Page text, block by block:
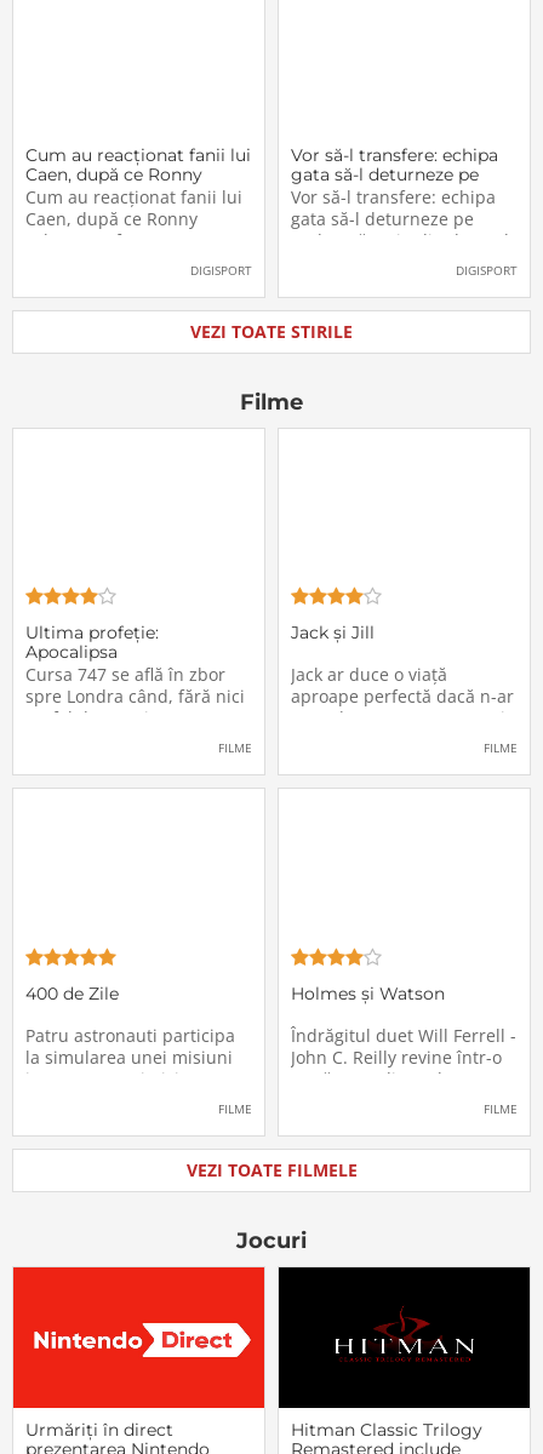
Cum au reacționat fanii lui
Caen, după ce Ronny
Labonne a fost prezentat
oficial la FCSB
Cum au reacționat fanii lui
Caen, după ce Ronny
Labonne a fost prezentat
DIGISPORT
Vor să-l transfere: echipa
gata să-l deturneze pe
Radu Drăgușin din drumul
către Juventus!
Vor să-l transfere: echipa
gata să-l deturneze pe
Radu Drăgușin din drumul
DIGISPORT
VEZI TOATE STIRILE
Filme
Ultima profeţie:
Apocalipsa
Cursa 747 se află în zbor
spre Londra când, fără nici
un fel de avertisment,
pasagerii încep să dispară
locurile lor. Teroarea și
FILME
Jack și Jill
Jack ar duce o viață
aproape perfectă dacă n-ar
avea de suportat o excepție
sărbători - sora lui
FILME
400 de Zile
Patru astronauti participa
la simularea unei misiuni
in care sunt trimisi pe o
psihologice pe care le are
calatoria in spatiu. Starea
mentala a astronautilor
FILME
Holmes și Watson
Îndrăgitul duet Will Ferrell -
John C. Reilly revine într-o
nouă comedie: Holmes &
Watson, povestea super-
Holmes și a asistentului
său, dr. Watson, inspirată
de romanul best-seller al
De data
FILME
VEZI TOATE FILMELE
Jocuri
Urmăriți în direct
prezentarea Nintendo
Hitman Classic Trilogy
Remastered include